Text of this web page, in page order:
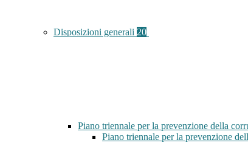
Disposizioni generali 20
Piano triennale per la prevenzione della
Piano triennale per la prevenzione